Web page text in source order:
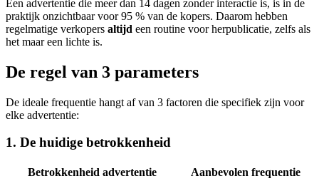
Een advertentie die meer dan 14 dagen zonder interactie is, is in de
praktijk onzichtbaar voor 95 % van de kopers. Daarom hebben
regelmatige verkopers altijd een routine voor herpublicatie, zelfs als
het maar een lichte is.
De regel van 3 parameters
De ideale frequentie hangt af van 3 factoren die specifiek zijn voor
elke advertentie:
1. De huidige betrokkenheid
Betrokkenheid advertentie
Aanbevolen frequentie